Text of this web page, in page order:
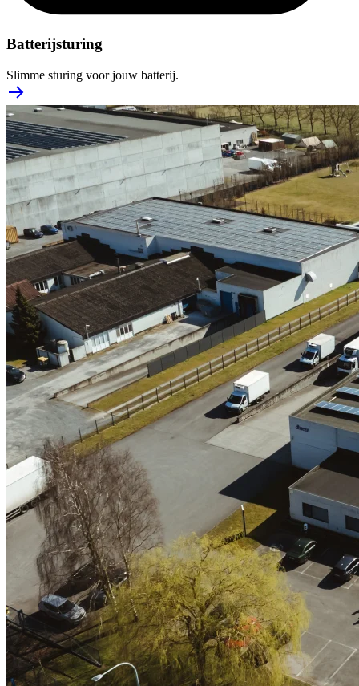
Batterijsturing
Slimme sturing voor jouw batterij.